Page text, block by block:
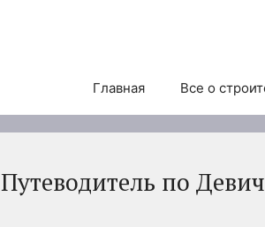
Главная Все о
Путеводитель по